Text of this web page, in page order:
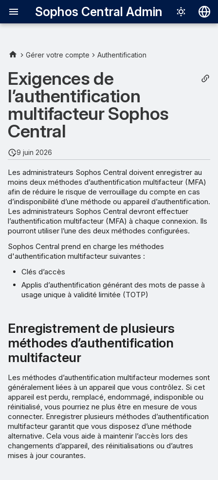
Sophos Central Admin
Português
中文（繁體）
méthodes d’authentification
multifacteur
Méthodes d’authentification
multifacteur prises en charge
Approche recommandée
pour l’inscription
Si vous perdez l’accès à vos
méthodes d’authentification
multifacteur
Vidéo
Gérer votre compte Authentification
Exigences de
l’authentification
multifacteur Sophos
Central
9 juin 2026
Les administrateurs Sophos Central doivent enregistrer au
moins deux méthodes d’authentification multifacteur (MFA)
afin de réduire le risque de verrouillage du compte en cas
d’indisponibilité d’une méthode ou appareil d’authentification.
Les administrateurs Sophos Central devront effectuer
l’authentification multifacteur (MFA) à chaque connexion. Ils
pourront utiliser l’une des deux méthodes configurées.
Sophos Central prend en charge les méthodes
d'authentification multifacteur suivantes :
Clés d’accès
Applis d’authentification générant des mots de passe à
usage unique à validité limitée (TOTP)
Enregistrement de plusieurs
méthodes d’authentification
multifacteur
Les méthodes d’authentification multifacteur modernes sont
généralement liées à un appareil que vous contrôlez. Si cet
appareil est perdu, remplacé, endommagé, indisponible ou
réinitialisé, vous pourriez ne plus être en mesure de vous
connecter. Enregistrer plusieurs méthodes d’authentification
multifacteur garantit que vous disposez d’une méthode
alternative. Cela vous aide à maintenir l’accès lors des
changements d’appareil, des réinitialisations ou d’autres
mises à jour courantes.